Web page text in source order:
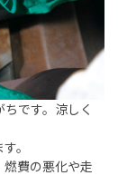
です。涼しく
。
費の悪化や走